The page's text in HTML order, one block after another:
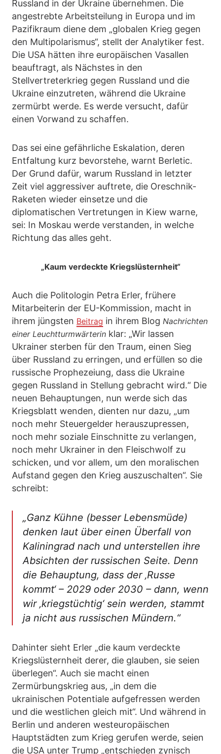
Russland in der Ukraine übernehmen. Die
angestrebte Arbeitsteilung in Europa und im
Pazifikraum diene dem „globalen Krieg gegen
den Multipolarismus“, stellt der Analytiker fest.
Die USA hätten ihre europäischen Vasallen
beauftragt, als Nächstes in den
Stellvertreterkrieg gegen Russland und die
Ukraine einzutreten, während die Ukraine
zermürbt werde. Es werde versucht, dafür
einen Vorwand zu schaffen.
Das sei eine gefährliche Eskalation, deren
Entfaltung kurz bevorstehe, warnt Berletic.
Der Grund dafür, warum Russland in letzter
Zeit viel aggressiver auftrete, die Oreschnik-
Raketen wieder einsetze und die
diplomatischen Vertretungen in Kiew warne,
sei: In Moskau werde verstanden, in welche
Richtung das alles geht.
„Kaum verdeckte Kriegslüsternheit“
Auch die Politologin Petra Erler, frühere
Mitarbeiterin der EU-Kommission, macht in
ihrem jüngsten Beitrag in ihrem Blog Nachrichten
einer Leuchtturmwärterin klar: „Wir lassen
Ukrainer sterben für den Traum, einen Sieg
über Russland zu erringen, und erfüllen so die
russische Prophezeiung, dass die Ukraine
gegen Russland in Stellung gebracht wird.“ Die
neuen Behauptungen, nun werde sich das
Kriegsblatt wenden, dienten nur dazu, „um
noch mehr Steuergelder herauszupressen,
noch mehr soziale Einschnitte zu verlangen,
noch mehr Ukrainer in den Fleischwolf zu
schicken, und vor allem, um den moralischen
Aufstand gegen den Krieg auszuschalten“. Sie
schreibt:
„Ganz Kühne (besser Lebensmüde)
denken laut über einen Überfall von
Kaliningrad nach und unterstellen ihre
Absichten der russischen Seite. Denn
die Behauptung, dass der ‚Russe
kommt‘ – 2029 oder 2030 – dann, wenn
wir ‚kriegstüchtig‘ sein werden, stammt
ja nicht aus russischen Mündern.“
Dahinter sieht Erler „die kaum verdeckte
Kriegslüsternheit derer, die glauben, sie seien
überlegen“. Auch sie macht einen
Zermürbungskrieg aus, „in dem die
ukrainischen Potentiale aufgefressen werden
und die westlichen gleich mit“. Und während in
Berlin und anderen westeuropäischen
Hauptstädten zum Krieg gerufen werde, seien
die USA unter Trump „entschieden zynisch